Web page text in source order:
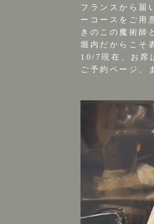
フランスから届
ーコースをご用
きのこの魔術師
堀内だからこそ
10/7現在、お席
ご予約ページ、